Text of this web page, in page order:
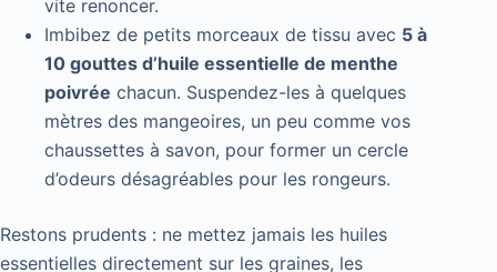
vite renoncer.
Imbibez de petits morceaux de tissu avec 5 à
10 gouttes d’huile essentielle de menthe
poivrée chacun. Suspendez-les à quelques
mètres des mangeoires, un peu comme vos
chaussettes à savon, pour former un cercle
d’odeurs désagréables pour les rongeurs.
Restons prudents : ne mettez jamais les huiles
essentielles directement sur les graines, les